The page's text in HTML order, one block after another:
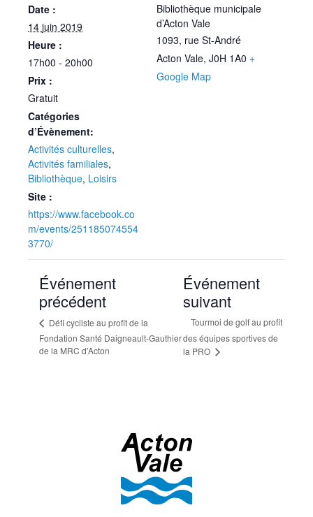
Date :
14 juin 2019
Heure :
17h00 - 20h00
Prix :
Gratuit
Catégories
d’Évènement:
Activités culturelles,
Activités familiales,
Bibliothèque, Loisirs
Site :
https://www.facebook.co
m/events/251185074554
3770/
Bibliothèque municipale
d’Acton Vale
1093, rue St-André
Acton Vale, J0H 1A0 +
Google Map
Événement
précédent
Défi cycliste au profit de la
Fondation Santé Daigneault-Gauthier
de la MRC d’Acton
Événement
suivant
Tourmoi de golf au profit
des équipes sportives de
la PRO